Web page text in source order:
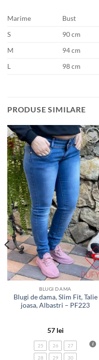
Marime Bust
S
90 cm
M
94 cm
L
98 cm
PRODUSE SIMILARE
Adauga
la
favorite
BLUGI DAMA
Blugi de dama, Slim Fit, Talie
joasa, Albastri – PF223
57 lei
25 26 27
28 29 30